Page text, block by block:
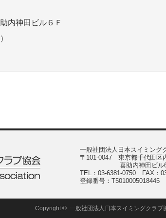
内神田ビル６Ｆ
Copyright © 一般社団法人日本スイミングクラブ